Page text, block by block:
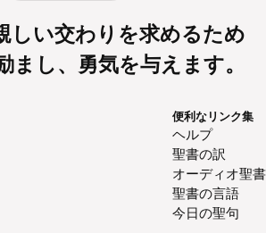
しい交わりを求めるため
まし、勇気を与えます。
便利なリンク集
ヘルプ
聖書の訳
オーディオ聖書
聖書の言語
今日の聖句